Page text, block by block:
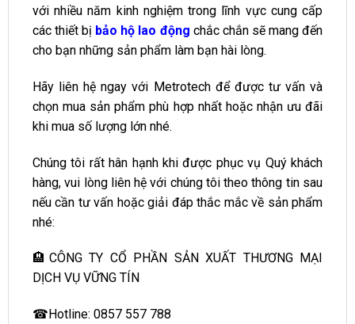
với nhiều năm kinh nghiệm trong lĩnh vực cung cấp
các thiết bị bảo hộ lao động chắc chắn sẽ mang đến
cho bạn những sản phẩm làm bạn hài lòng.
Hãy liên hệ ngay với Metrotech để được tư vấn và
chọn mua sản phẩm phù hợp nhất hoặc nhận ưu đãi
khi mua số lượng lớn nhé.
Chúng tôi rất hân hạnh khi được phục vụ Quý khách
hàng, vui lòng liên hệ với chúng tôi theo thông tin sau
nếu cần tư vấn hoặc giải đáp thắc mắc về sản phẩm
nhé:
🏨CÔNG TY CỔ PHẦN SẢN XUẤT THƯƠNG MẠI
DỊCH VỤ VỮNG TÍN
☎Hotline: 0857 557 788